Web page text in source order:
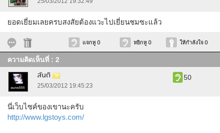
ยอดเยี่ยมเลยครบสงสัยต้องแวะไปเยี่ยนชมซะแล้ว
แจกหู 0 หยิกหู 0 ให้กำลังใจ 0
ความคิดเห็นที่ : 2
สันติ
25/03/2012 19:45:23
50
นี่เว็บไซค์ของเขานะครับ
http://www.lgstoys.com/